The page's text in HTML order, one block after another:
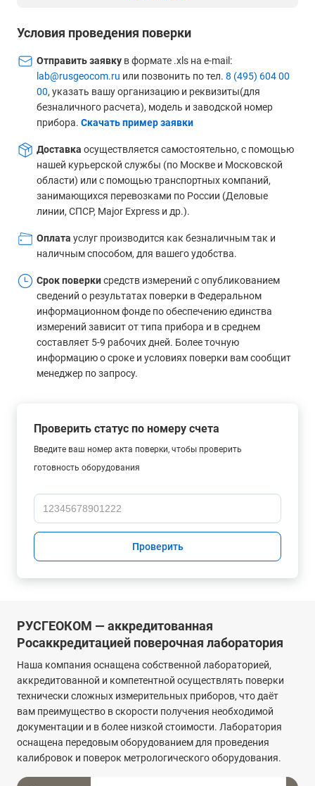
Условия проведения поверки
Отправить заявку в формате .xls на e-mail:
lab@rusgeocom.ru или позвонить по тел. 8 (495) 604 00
00, указать вашу организацию и реквизиты(для
безналичного расчета), модель и заводской номер
прибора. Скачать пример заявки
Доставка осуществляется самостоятельно, с помощью
нашей курьерской службы (по Москве и Московской
области) или с помощью транспортных компаний,
занимающихся перевозками по России (Деловые
линии, СПСР, Major Express и др.).
Оплата услуг производится как безналичным так и
наличным способом, для вашего удобства.
Срок поверкисредств измерений с опубликованием
сведений о результатах поверки в Федеральном
информационном фонде по обеспечению единства
измерений зависит от типа прибора и в среднем
составляет 5-9 рабочих дней. Более точную
информацию о сроке и условиях поверки вам сообщит
менеджер по запросу.
Проверить статус по номеру счета
Введите ваш номер акта поверки, чтобы проверить
готовность оборудования
Проверить
РУСГЕОКОМ — аккредитованная
Росаккредитацией поверочная лаборатория
Наша компания оснащена собственной лабораторией,
аккредитованной и компетентной осуществлять поверки
технически сложных измерительных приборов, что даёт
вам преимущество в скорости получения необходимой
документации и в более низкой стоимости. Лаборатория
оснащена передовым оборудованием для проведения
калибровок и поверок метрологического оборудования.